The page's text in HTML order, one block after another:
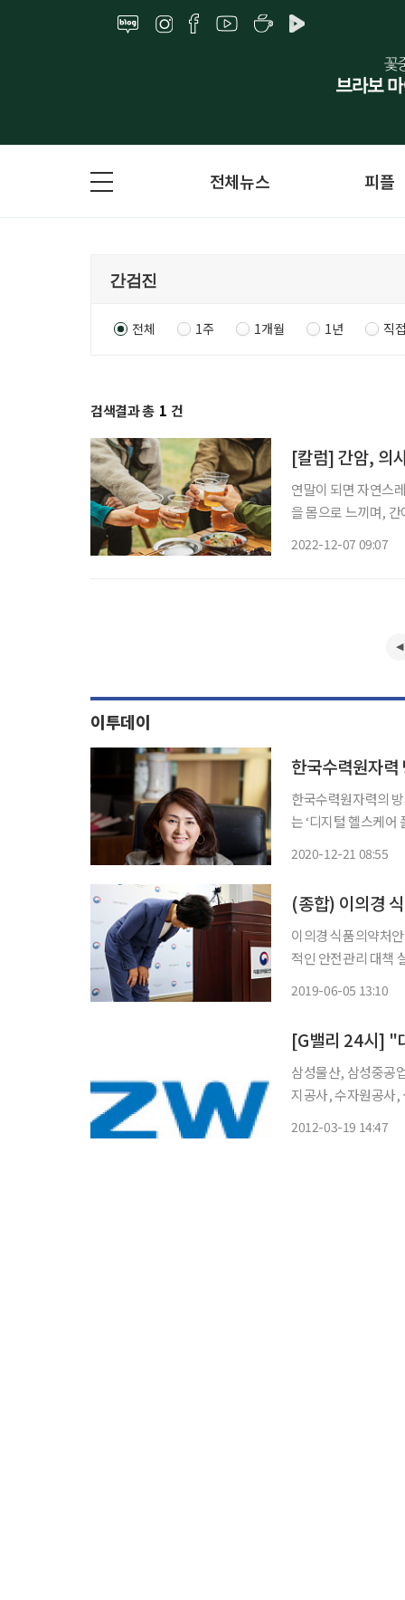
전체뉴스 피플
전체 1주 1개월 1년 직
검색결과 총 1 건
[칼럼] 간암, 의
연말이 되면 자연스
을 몸으로 느끼며,
2022-12-07 09:07
이투데이
한국수력원자
한국수력원자력의
는 ‘디지털 헬스케어 플랫폼
2020-12-21 08:55
이의경 식품의약처
적인 안전관리 대책
2019-06-05 13:10
[G밸리 24시] "
삼성물산, 삼성중공
지공사, 수자원공사, 석유공사... 이들 대기업과 공기업을
2012-03-19 14:47